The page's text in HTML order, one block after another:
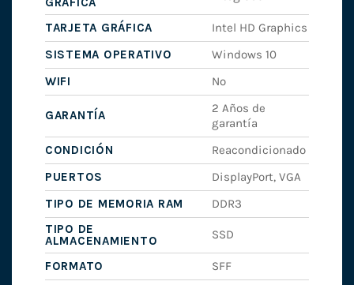
TARJETA GRÁFICA
Intel HD Graphics
SISTEMA OPERATIVO
Windows 10
WIFI
No
GARANTÍA
2 Años de
garantía
CONDICIÓN
Reacondicionado
PUERTOS
DisplayPort, VGA
TIPO DE MEMORIA RAM
DDR3
TIPO DE
ALMACENAMIENTO
SSD
FORMATO
SFF